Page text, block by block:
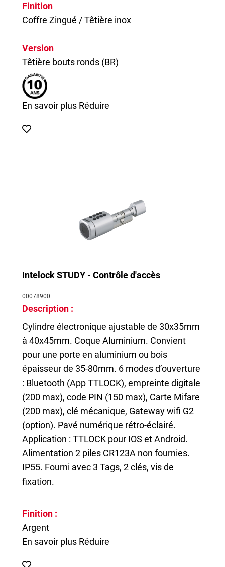
Finition
Coffre Zingué / Têtière inox
Version
Têtière bouts ronds (BR)
En savoir plus Réduire
Intelock STUDY - Contrôle d'accès
00078900
Description :
Cylindre électronique ajustable de 30x35mm
à 40x45mm. Coque Aluminium. Convient
pour une porte en aluminium ou bois
épaisseur de 35-80mm. 6 modes d’ouverture
: Bluetooth (App TTLOCK), empreinte digitale
(200 max), code PIN (150 max), Carte Mifare
(200 max), clé mécanique, Gateway wifi G2
(option). Pavé numérique rétro-éclairé.
Application : TTLOCK pour IOS et Android.
Alimentation 2 piles CR123A non fournies.
IP55. Fourni avec 3 Tags, 2 clés, vis de
fixation.
Finition :
Argent
En savoir plus Réduire